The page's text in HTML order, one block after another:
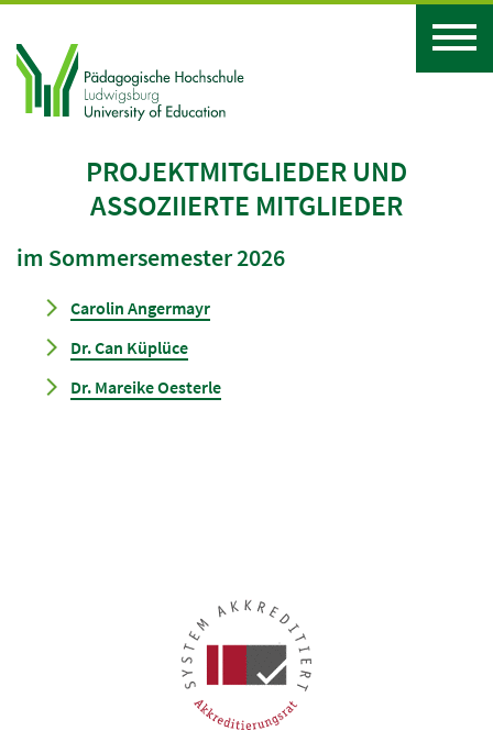
PROJEKTMITGLIEDER UND
ASSOZIIERTE MITGLIEDER
im Sommersemester 2026
Carolin Angermayr
Dr. Can Küplüce
Dr. Mareike Oesterle